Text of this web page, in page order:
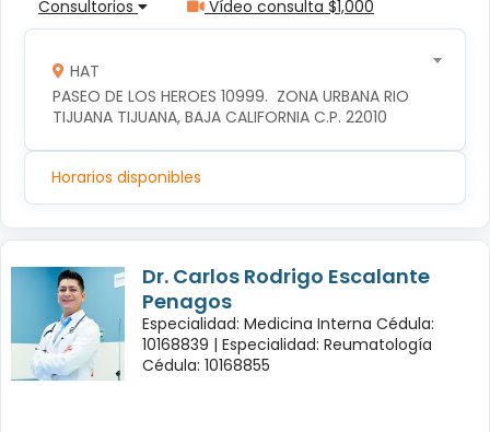
Consultorios Vídeo consulta $1,000
HAT
PASEO DE LOS HEROES 10999.  ZONA URBANA RIO
TIJUANA TIJUANA, BAJA CALIFORNIA C.P. 22010
Horarios disponibles
Dr. Carlos Rodrigo Escalante
Penagos
Especialidad: Medicina Interna Cédula:
10168839 | Especialidad: Reumatología
Cédula: 10168855